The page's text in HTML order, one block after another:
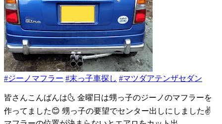
#ジーノマフラー #末っ子車探し #マツダアテンザセダン
皆さんこんばんは🌜 金曜日は甥っ子のジーノのマフラーを
作ってました😊 甥っ子の要望でセンター出しにしました✌️